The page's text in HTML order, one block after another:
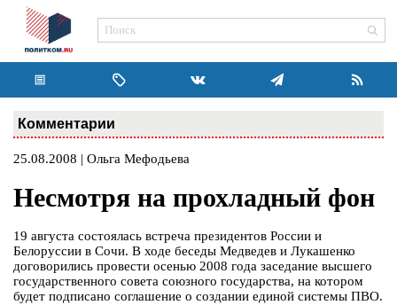
Комментарии
25.08.2008 | Ольга Мефодьева
Несмотря на прохладный фон
19 августа состоялась встреча президентов России и
Белоруссии в Сочи. В ходе беседы Медведев и Лукашенко
договорились провести осенью 2008 года заседание высшего
государственного совета союзного государства, на котором
будет подписано соглашение о создании единой системы ПВО.